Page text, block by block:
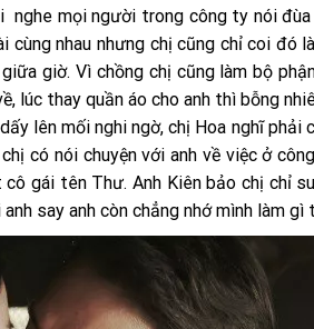
nghe mọi người trong công ty nói
cùng nhau nhưng chị cũng chỉ coi đó
giờ. Vì chồng chị cũng làm bộ
lúc thay quần áo cho anh thì bỗng
lên mối nghi ngờ, chị Hoa nghĩ
có nói chuyện với anh về việc ở
gái tên Thư. Anh Kiên bảo chị chỉ
say anh còn chẳng nhớ mình làm